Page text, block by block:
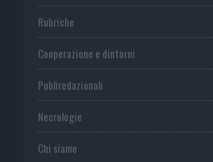
Rubriche
Cooperazione e dintorni
Publiredazionali
Necrologie
Chi siamo